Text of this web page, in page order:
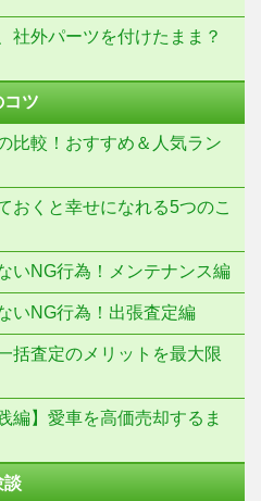
社外パーツを付けたまま？
ツ
比較！おすすめ＆人気ラン
おくと幸せになれる5つのこ
いNG行為！メンテナンス編
いNG行為！出張査定編
括査定のメリットを最大限
編】愛車を高価売却するま
談